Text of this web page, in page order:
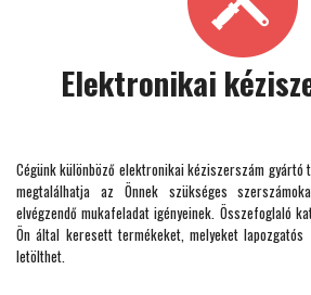
Elektronikai
Cégünk különböző elektronikai kéziszerszám gyártó
megtalálhatja az Önnek szükséges
elvégzendő mukafeladat igényeinek. Összefoglaló
Ön által keresett termékeket, melyeket lapozgatós
letölthet.